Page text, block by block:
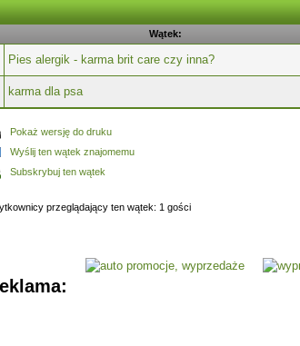
Wątek:
Pies alergik - karma brit care czy inna?
karma dla psa
Pokaż wersję do druku
Wyślij ten wątek znajomemu
Subskrybuj ten wątek
przeglądający ten wątek: 1 gości